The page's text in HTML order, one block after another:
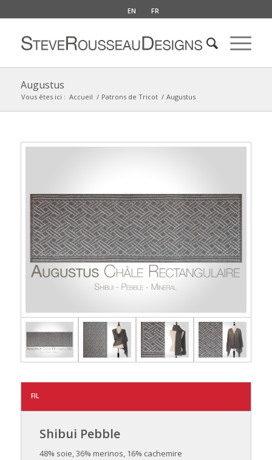
EN FR
Augustus
Vous êtes ici : Accueil / Patrons de Tricot / Augustus
FIL
Shibui Pebble
48% soie, 36% merinos, 16% cachemire